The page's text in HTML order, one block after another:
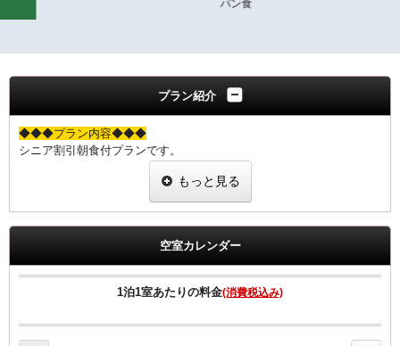
プラン紹介
◆◆◆プラン内容◆◆◆
シニア割引朝食付プランです。
※チェックイン時に年齢確認のできる証明書のご提示をお願いしま
※提示なき場合は割引無しの料金を適用させていただきます。
◆◆◆朝食のご案内◆◆◆
≪朝食メニュー≫2024年5月8日よりリニューアル
・挽きたて香り豊かなコーヒー
もっと見る
空室カレンダー
1泊1室あたりの料金(消費税込み)